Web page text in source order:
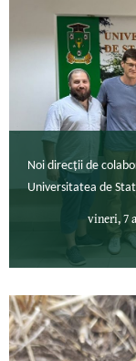
Noi direcții de
Universitatea de
vineri, 7